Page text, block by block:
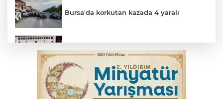
Bursa'da korkutan kazada 4 yaralı
kabul edildi
Kar maskeleriyle araç soyan 5 şüpheli
tutuklandı